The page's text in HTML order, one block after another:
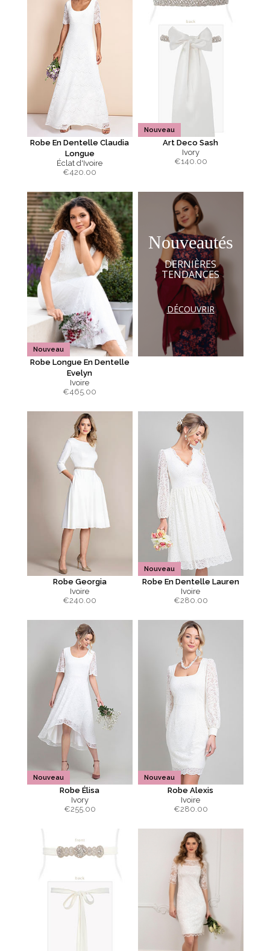
Robe En Dentelle Claudia
Longue
Éclat d'Ivoire
€420.00
Nouveau
Art Deco Sash
Ivory
€140.00
Nouveau
Robe Longue En Dentelle
Evelyn
Ivoire
€465.00
Nouveautés
DERNIÈRES
TENDANCES
DÉCOUVRIR
Robe Georgia
Ivoire
€240.00
Nouveau
Robe En Dentelle Lauren
Ivoire
€280.00
Nouveau
Robe Élisa
Ivory
€255.00
Nouveau
Robe Alexis
Ivoire
€280.00